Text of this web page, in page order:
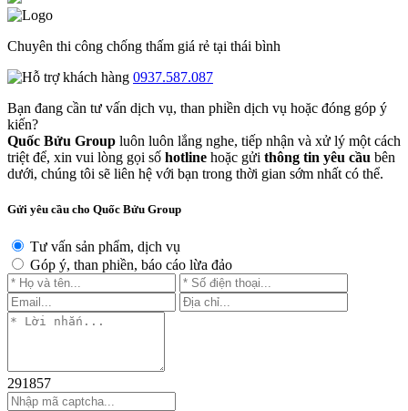
Chuyên thi công chống thấm giá rẻ tại thái bình
0937.587.087
Bạn đang cần tư vấn dịch vụ, than phiền dịch vụ hoặc đóng góp ý
kiến?
Quốc Bửu Group luôn luôn lắng nghe, tiếp nhận và xử lý một cách
triệt để, xin vui lòng gọi số hotline hoặc gửi thông tin yêu cầu bên
dưới, chúng tôi sẽ liên hệ với bạn trong thời gian sớm nhất có thể.
Gửi yêu cầu cho Quốc Bửu Group
Tư vấn sản phẩm, dịch vụ
Góp ý, than phiền, báo cáo lừa đảo
291857